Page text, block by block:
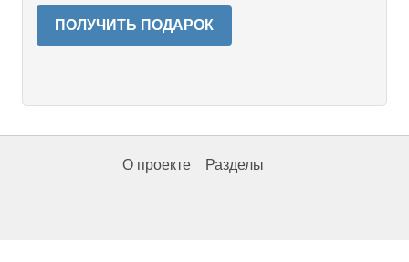
ПОЛУЧИТЬ ПОДАРОК
О проекте Разделы